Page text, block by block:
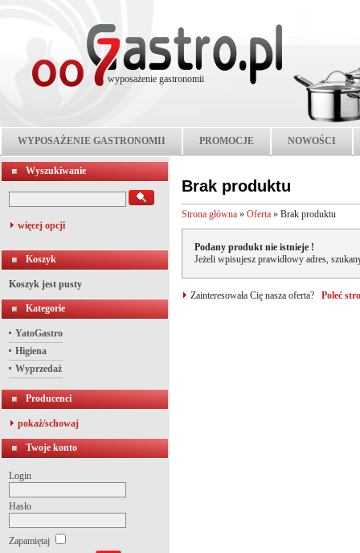
wyposażenie gastronomii
WYPOSAŻENIE GASTRONOMII PROMOCJE NOWOŚCI
Wyszukiwanie
więcej opcji
Koszyk
Koszyk jest pusty
Kategorie
YatoGastro
Higiena
Wyprzedaż
Producenci
pokaż/schowaj
Twoje konto
Login
Hasło
Zapamiętaj
Brak produktu
Strona główna » Oferta » Brak produktu
Podany produkt nie istnieje !
Jeżeli wpisujesz prawidłowy adres,
Zainteresowała Cię nasza oferta? Poleć